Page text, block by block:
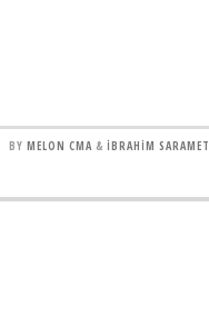
BY MELON CMA & İBRAHİM SARAMET